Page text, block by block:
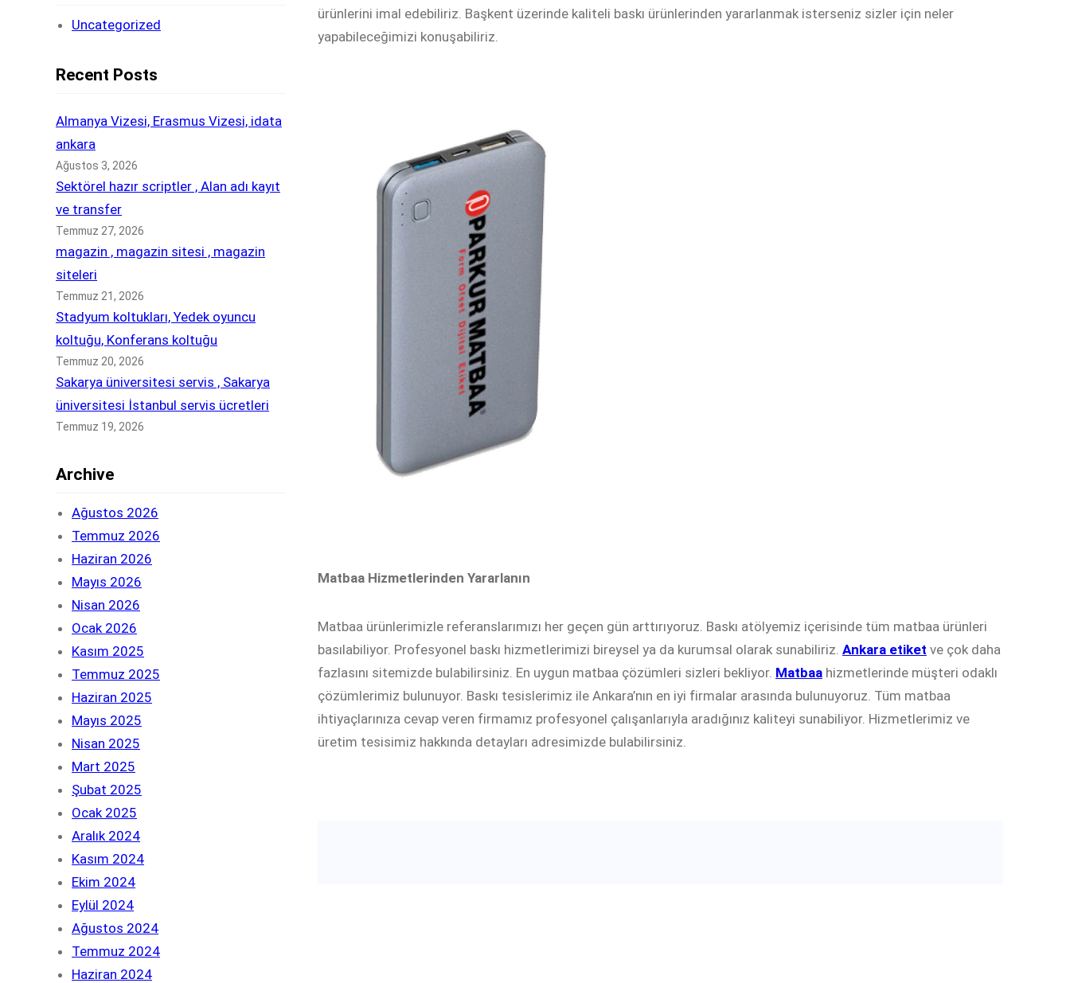
Uncategorized
Recent Posts
Almanya Vizesi, Erasmus Vizesi, idata
ankara
Ağustos 3, 2026
Sektörel hazır scriptler , Alan adı kayıt
ve transfer
Temmuz 27, 2026
magazin , magazin sitesi , magazin
siteleri
Temmuz 21, 2026
Stadyum koltukları, Yedek oyuncu
koltuğu, Konferans koltuğu
Temmuz 20, 2026
Sakarya üniversitesi servis , Sakarya
üniversitesi İstanbul servis ücretleri
Temmuz 19, 2026
Archive
Ağustos 2026
Temmuz 2026
Haziran 2026
Mayıs 2026
Nisan 2026
Ocak 2026
Kasım 2025
Temmuz 2025
Haziran 2025
Mayıs 2025
Nisan 2025
Mart 2025
Şubat 2025
Ocak 2025
Aralık 2024
Kasım 2024
Ekim 2024
Eylül 2024
Ağustos 2024
Temmuz 2024
Haziran 2024
ürünlerini imal edebiliriz. Başkent üzerinde kaliteli baskı ürünlerinden yararlanmak isterseniz sizler için neler
yapabileceğimizi konuşabiliriz.
Matbaa Hizmetlerinden Yararlanın
Matbaa ürünlerimizle referanslarımızı her geçen gün arttırıyoruz. Baskı atölyemiz içerisinde tüm matbaa ürünleri
basılabiliyor. Profesyonel baskı hizmetlerimizi bireysel ya da kurumsal olarak sunabiliriz. Ankara etiket ve çok daha
fazlasını sitemizde bulabilirsiniz. En uygun matbaa çözümleri sizleri bekliyor. Matbaa hizmetlerinde müşteri odaklı
çözümlerimiz bulunuyor. Baskı tesislerimiz ile Ankara’nın en iyi firmalar arasında bulunuyoruz. Tüm matbaa
ihtiyaçlarınıza cevap veren firmamız profesyonel çalışanlarıyla aradığınız kaliteyi sunabiliyor. Hizmetlerimiz ve
üretim tesisimiz hakkında detayları adresimizde bulabilirsiniz.